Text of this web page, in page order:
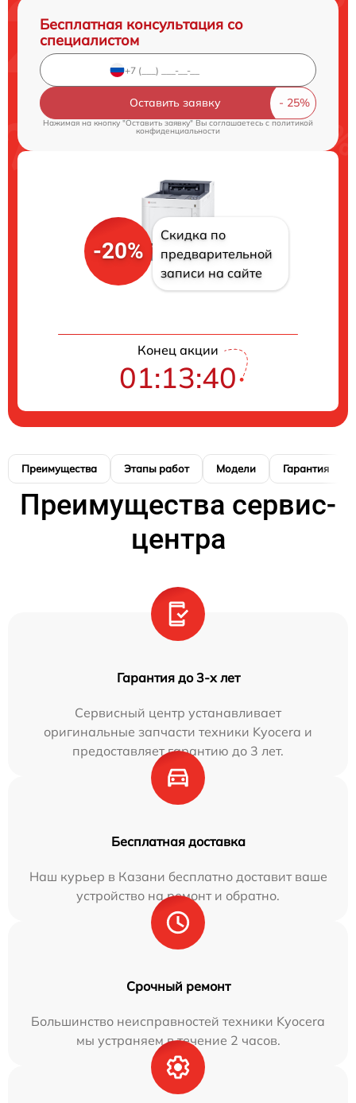
Бесплатная консультация со
специалистом
Оставить заявку
Нажимая на кнопку "Оставить заявку" Вы соглашаетесь cполитикой
конфиденциальности
-20%
Скидка по
предварительной
записи на сайте
Конец акции
01:13:39
Преимущества Этапы работ Модели Гарантия
Преимущества сервис-
центра
Гарантия до 3-х лет
Сервисный центр устанавливает
оригинальные запчасти техники Kyocera и
предоставляет гарантию до 3 лет.
Бесплатная доставка
Наш курьер в Казани бесплатно доставит ваше
устройство на ремонт и обратно.
Срочный ремонт
Большинство неисправностей техники Kyocera
мы устраняем в течение 2 часов.